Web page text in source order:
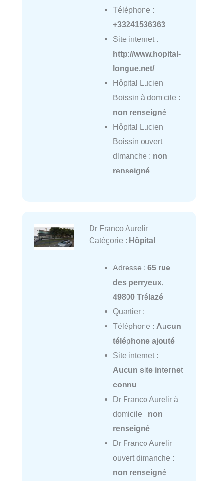
Téléphone :
+33241536363
Site internet :
http://www.hopital-
longue.net/
Hôpital Lucien
Boissin à domicile :
non renseigné
Hôpital Lucien
Boissin ouvert
dimanche : non
renseigné
Dr Franco Aurelir
Catégorie : Hôpital
Adresse : 65 rue
des perryeux,
49800 Trélazé
Quartier :
Téléphone : Aucun
téléphone ajouté
Site internet :
Aucun site internet
connu
Dr Franco Aurelir à
domicile : non
renseigné
Dr Franco Aurelir
ouvert dimanche :
non renseigné